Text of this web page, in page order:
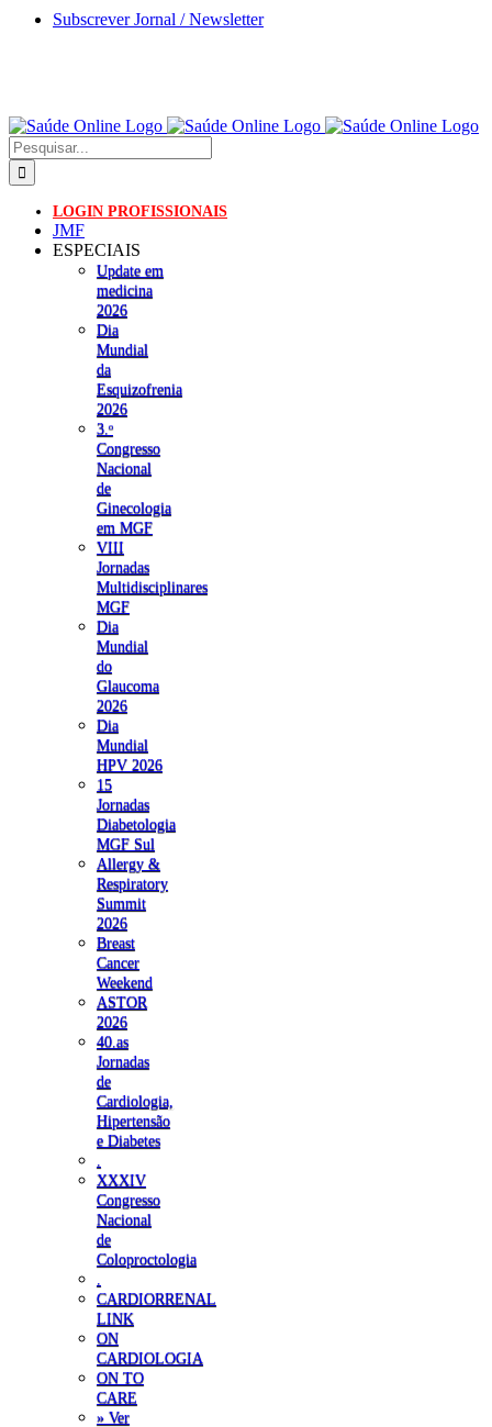
Skip
Subscrever Jornal / Newsletter
Pesquisar
LOGIN PROFISSIONAIS
JMF
ESPECIAIS
Update em
medicina
2026
Dia
Mundial
da
Esquizofrenia
2026
3.ᵒ
Congresso
Nacional
de
Ginecologia
em MGF
VIII
Jornadas
Multidisciplinares
MGF
Dia
Mundial
do
Glaucoma
2026
Dia
Mundial
HPV 2026
15
Jornadas
Diabetologia
MGF Sul
Allergy &
Respiratory
Summit
2026
Breast
Cancer
Weekend
ASTOR
2026
40.as
Jornadas
de
Cardiologia,
Hipertensão
e Diabetes
XXXIV
Congresso
Nacional
de
Coloproctologia
CARDIORRENAL
LINK
ON
CARDIOLOGIA
ON TO
CARE
» Ver